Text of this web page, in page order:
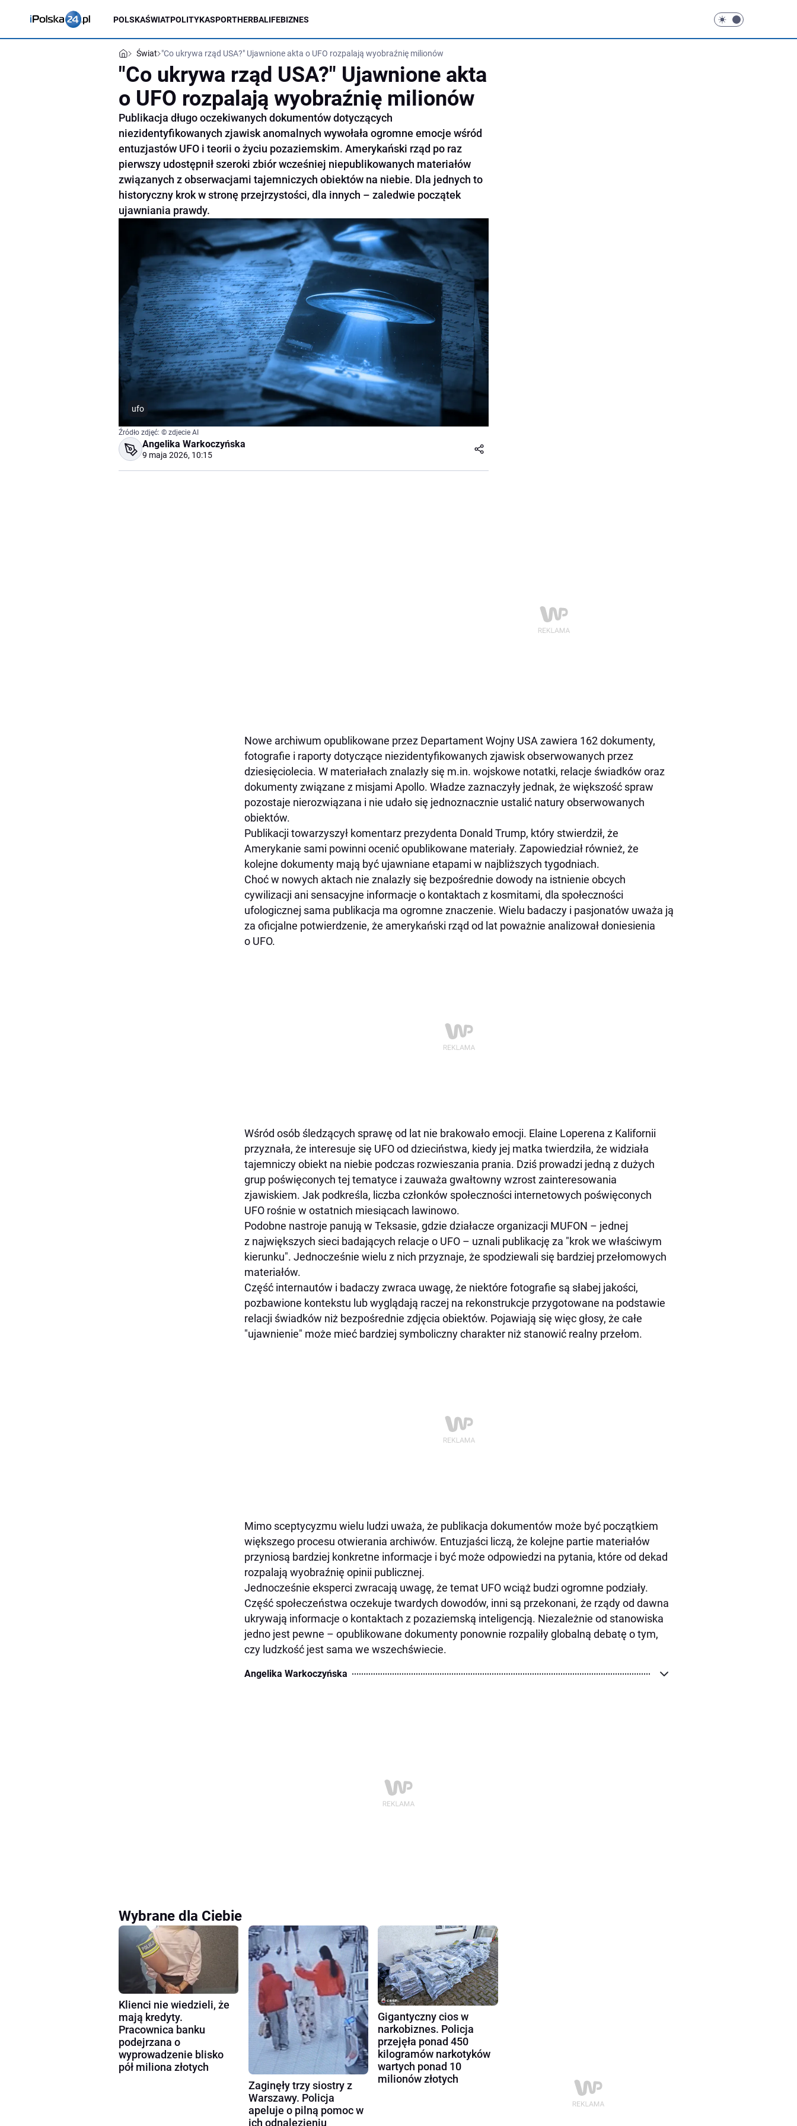
POLSKAŚWIATPOLITYKASPORTHERBALIFEBIZNES
Świat "Co ukrywa rząd USA?" Ujawnione akta o UFO rozpalają wyobraźnię milionów
"Co ukrywa rząd USA?" Ujawnione akta
o UFO rozpalają wyobraźnię milionów
Publikacja długo oczekiwanych dokumentów dotyczących
niezidentyfikowanych zjawisk anomalnych wywołała ogromne emocje wśród
entuzjastów UFO i teorii o życiu pozaziemskim. Amerykański rząd po raz
pierwszy udostępnił szeroki zbiór wcześniej niepublikowanych materiałów
związanych z obserwacjami tajemniczych obiektów na niebie. Dla jednych to
historyczny krok w stronę przejrzystości, dla innych – zaledwie początek
ujawniania prawdy.
ufo
Źródło zdjęć: © zdjecie AI
Angelika Warkoczyńska
9 maja 2026, 10:15
Nowe archiwum opublikowane przez Departament Wojny USA zawiera 162 dokumenty,
fotografie i raporty dotyczące niezidentyfikowanych zjawisk obserwowanych przez
dziesięciolecia. W materiałach znalazły się m.in. wojskowe notatki, relacje świadków oraz
dokumenty związane z misjami Apollo. Władze zaznaczyły jednak, że większość spraw
pozostaje nierozwiązana i nie udało się jednoznacznie ustalić natury obserwowanych
obiektów.
Publikacji towarzyszył komentarz prezydenta Donald Trump, który stwierdził, że
Amerykanie sami powinni ocenić opublikowane materiały. Zapowiedział również, że
kolejne dokumenty mają być ujawniane etapami w najbliższych tygodniach.
Choć w nowych aktach nie znalazły się bezpośrednie dowody na istnienie obcych
cywilizacji ani sensacyjne informacje o kontaktach z kosmitami, dla społeczności
ufologicznej sama publikacja ma ogromne znaczenie. Wielu badaczy i pasjonatów uważa ją
za oficjalne potwierdzenie, że amerykański rząd od lat poważnie analizował doniesienia
o UFO.
Wśród osób śledzących sprawę od lat nie brakowało emocji. Elaine Loperena z Kalifornii
przyznała, że interesuje się UFO od dzieciństwa, kiedy jej matka twierdziła, że widziała
tajemniczy obiekt na niebie podczas rozwieszania prania. Dziś prowadzi jedną z dużych
grup poświęconych tej tematyce i zauważa gwałtowny wzrost zainteresowania
zjawiskiem. Jak podkreśla, liczba członków społeczności internetowych poświęconych
UFO rośnie w ostatnich miesiącach lawinowo.
Podobne nastroje panują w Teksasie, gdzie działacze organizacji MUFON – jednej
z największych sieci badających relacje o UFO – uznali publikację za "krok we właściwym
kierunku". Jednocześnie wielu z nich przyznaje, że spodziewali się bardziej przełomowych
materiałów.
Część internautów i badaczy zwraca uwagę, że niektóre fotografie są słabej jakości,
pozbawione kontekstu lub wyglądają raczej na rekonstrukcje przygotowane na podstawie
relacji świadków niż bezpośrednie zdjęcia obiektów. Pojawiają się więc głosy, że całe
"ujawnienie" może mieć bardziej symboliczny charakter niż stanowić realny przełom.
Mimo sceptycyzmu wielu ludzi uważa, że publikacja dokumentów może być początkiem
większego procesu otwierania archiwów. Entuzjaści liczą, że kolejne partie materiałów
przyniosą bardziej konkretne informacje i być może odpowiedzi na pytania, które od dekad
rozpalają wyobraźnię opinii publicznej.
Jednocześnie eksperci zwracają uwagę, że temat UFO wciąż budzi ogromne podziały.
Część społeczeństwa oczekuje twardych dowodów, inni są przekonani, że rządy od dawna
ukrywają informacje o kontaktach z pozaziemską inteligencją. Niezależnie od stanowiska
jedno jest pewne – opublikowane dokumenty ponownie rozpaliły globalną debatę o tym,
czy ludzkość jest sama we wszechświecie.
Angelika Warkoczyńska
Wybrane dla Ciebie
Klienci nie wiedzieli, że
mają kredyty.
Pracownica banku
podejrzana o
wyprowadzenie blisko
pół miliona złotych
Zaginęły trzy siostry z
Warszawy. Policja
apeluje o pilną pomoc w
ich odnalezieniu
Gigantyczny cios w
narkobiznes. Policja
przejęła ponad 450
kilogramów narkotyków
wartych ponad 10
milionów złotych